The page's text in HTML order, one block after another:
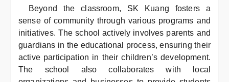
Beyond the classroom, SK Kuang fosters a
sense of community through various programs and
initiatives. The school actively involves parents and
guardians in the educational process, ensuring their
active participation in their children’s development.
The school also collaborates with local